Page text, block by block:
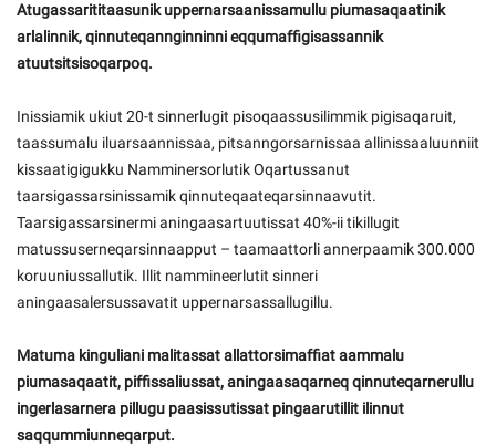
Atugassarititaasunik uppernarsaanissamullu piumasaqaatinik
arlalinnik, qinnuteqannginninni eqqumaffigisassannik
atuutsitsisoqarpoq.
Inissiamik ukiut 20-t sinnerlugit pisoqaassusilimmik pigisaqaruit,
taassumalu iluarsaannissaa, pitsanngorsarnissaa allinissaaluunniit
kissaatigigukku Namminersorlutik Oqartussanut
taarsigassarsinissamik qinnuteqaateqarsinnaavutit.
Taarsigassarsinermi aningaasartuutissat 40%-ii tikillugit
matussuserneqarsinnaapput – taamaattorli annerpaamik 300.000
koruuniussallutik. Illit nammineerlutit sinneri
aningaasalersussavatit uppernarsassallugillu.
Matuma kinguliani malitassat allattorsimaffiat aammalu
piumasaqaatit, piffissaliussat, aningaasaqarneq qinnuteqarnerullu
ingerlasarnera pillugu paasissutissat pingaarutillit ilinnut
saqqummiunneqarput.